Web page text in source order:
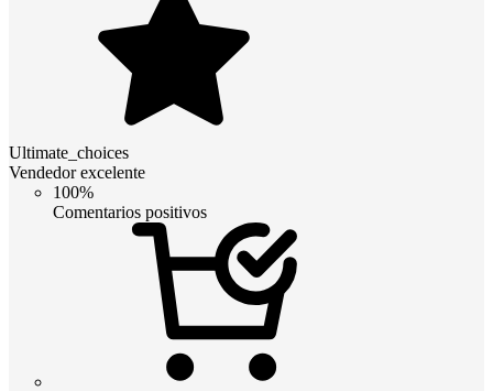
Ultimate_choices
Vendedor excelente
100%
Comentarios positivos